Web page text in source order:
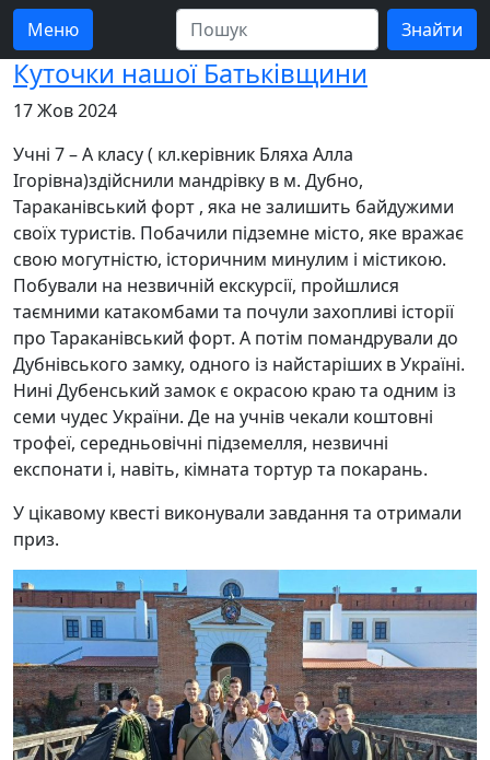
Меню
Куточки нашої Батьківщини
17 Жов 2024
Учні 7 – А класу ( кл.керівник Бляха Алла
Ігорівна)здійснили мандрівку в м. Дубно,
Тараканівський форт , яка не залишить байдужими
своїх туристів. Побачили підземне місто, яке вражає
свою могутністю, історичним минулим і містикою.
Побували на незвичній екскурсії, пройшлися
таємними катакомбами та почули захопливі історії
про Тараканівський форт. А потім помандрували до
Дубнівського замку, одного із найстаріших в Україні.
Нині Дубенський замок є окрасою краю та одним із
семи чудес України. Де на учнів чекали коштовні
трофеї, середньовічні підземелля, незвичні
експонати і, навіть, кімната тортур та покарань.
У цікавому квесті виконували завдання та отримали
приз.